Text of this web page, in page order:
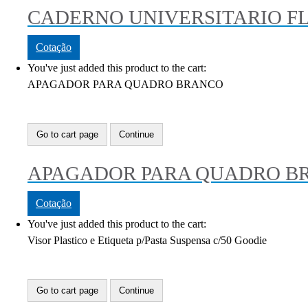
CADERNO UNIVERSITARIO
Cotação
You've just added this product to the cart:
APAGADOR PARA QUADRO BRANCO
Go to cart page Continue
APAGADOR PARA QUADRO
Cotação
You've just added this product to the cart:
Visor Plastico e Etiqueta p/Pasta Suspensa c/50 Goodie
Go to cart page Continue